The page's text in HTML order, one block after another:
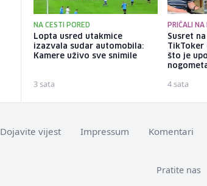
NA CESTI PORED
Lopta usred utakmice
izazvala sudar automobila:
Kamere uživo sve snimile
3 sata
PRIČALI
Susret
TikToker
što je
4 sata
Dojavite vijest Impressum Komentari
Pratite nas